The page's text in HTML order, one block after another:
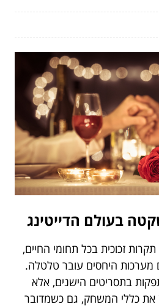
בעולם הדייטינג
זכוכית בכל תחומי החיים,
מערכות היחסים עובר טלטלה.
בתסריטים הישנים, אלא
את כללי המשחק, גם כשמדובר